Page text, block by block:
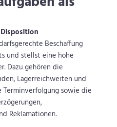
Beschaffung
und stellst eine hohe
Dazu gehören die
Lagerreichweiten und
sowie die
Reklamationen.